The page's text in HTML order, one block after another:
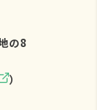
に提
断に
場合
ない
ださ
の8
）